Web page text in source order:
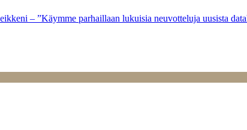
– ”Käymme parhaillaan lukuisia neuvotteluja uusista